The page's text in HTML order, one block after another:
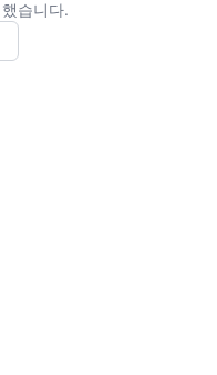
습니다.